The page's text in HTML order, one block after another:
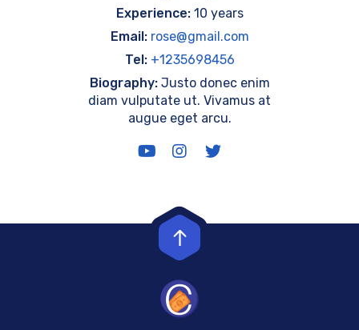
Experience: 10 years
Email: rose@gmail.com
Tel: +1235698456
Biography: Justo donec enim
diam vulputate ut. Vivamus at
augue eget arcu.